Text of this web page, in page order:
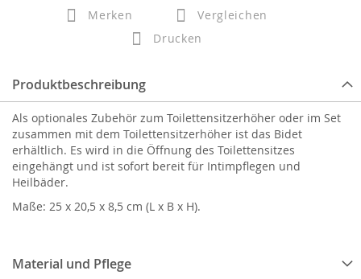
Merken
Vergleichen
Drucken
Produktbeschreibung
Material und Pflege
Als optionales Zubehör zum Toilettensitzerhöher oder im Set
zusammen mit dem Toilettensitzerhöher ist das Bidet
erhältlich. Es wird in die Öffnung des Toilettensitzes
eingehängt und ist sofort bereit für Intimpflegen und
Heilbäder.
Maße: 25 x 20,5 x 8,5 cm (L x B x H).